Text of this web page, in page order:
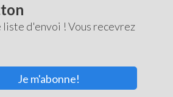
liste d'envoi ! Vous recevrez
Je m'abonne!